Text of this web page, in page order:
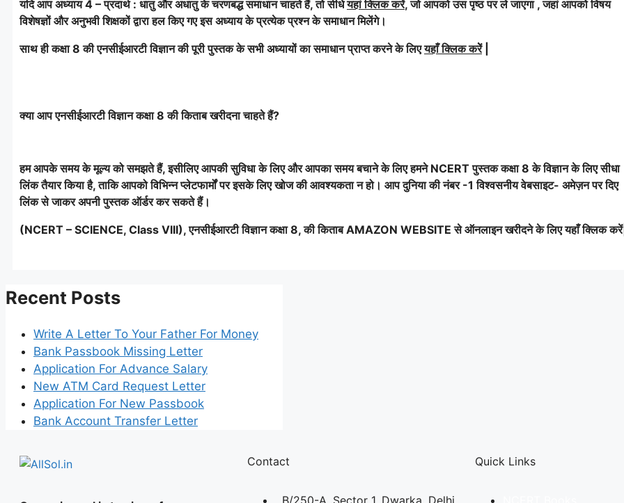
यदि आप अध्याय 4 – प्रदार्थ : धातु और अधातु के चरणबद्ध समाधान चाहते हैं, तो सीधेयहां क्लिक करें, जो आपको उस पृष्ठ पर ले जाएगा , जहां आपको विषय
विशेषज्ञों और अनुभवी शिक्षकों द्वारा हल किए गए इस अध्याय के प्रत्येक प्रश्न के समाधान मिलेंगे।
साथ ही कक्षा 8 की एनसीईआरटी विज्ञान की पूरी पुस्तक के सभी अध्यायों का समाधान प्राप्त करने के लिएयहाँ क्लिक करेें|
क्या आप एनसीईआरटी विज्ञान कक्षा 8 की किताब खरीदना चाहते हैं?
हम आपके समय के मूल्य को समझते हैं, इसीलिए आपकी सुविधा के लिए और आपका समय बचाने के लिए हमने NCERT पुस्तक कक्षा 8 के विज्ञान के लिए सीधा
लिंक तैयार किया है, ताकि आपको विभिन्न प्लेटफार्मों पर इसके लिए खोज की आवश्यकता न हो। आप दुनिया की नंबर -1 विश्वसनीय वेबसाइट- अमेज़न पर दिए
लिंक से जाकर अपनी पुस्तक ऑर्डर कर सकते हैं।
(NCERT – SCIENCE, Class VIII), एनसीईआरटी विज्ञान कक्षा 8, की किताब AMAZON WEBSITE से ऑनलाइन खरीदने के लिए यहाँ क्लिक
Recent Posts
Write A Letter To Your Father For Money
Bank Passbook Missing Letter
Application For Advance Salary
New ATM Card Request Letter
Application For New Passbook
Bank Account Transfer Letter
Contact
B/250-A, Sector 1, Dwarka, Delhi
Quick Links